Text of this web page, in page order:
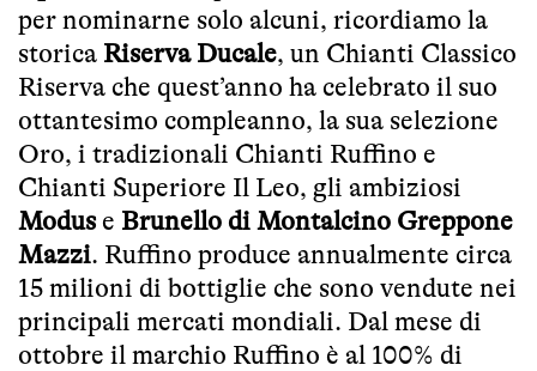
per nominarne solo alcuni, ricordiamo la
storica Riserva Ducale, un Chianti Classico
Riserva che quest’anno ha celebrato il suo
ottantesimo compleanno, la sua selezione
Oro, i tradizionali Chianti Ruffino e
Chianti Superiore Il Leo, gli ambiziosi
Modus e Brunello di Montalcino Greppone
Mazzi. Ruffino produce annualmente circa
15 milioni di bottiglie che sono vendute nei
principali mercati mondiali. Dal mese di
ottobre il marchio Ruffino è al 100% di